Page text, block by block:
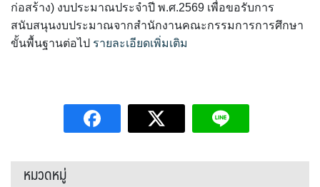
ก่อสร้าง) งบประมาณประจำปี พ.ศ.2569 เพื่อขอรับการ
สนับสนุนงบประมาณจากสำนักงานคณะกรรมการการศึกษา
ขั้นพื้นฐานต่อไป รายละเอียดเพิ่มเติม
หมวดหมู่